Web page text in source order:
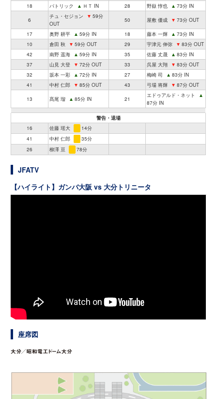
18 パトリック ▲ ＨＴ IN 28 野嶽 惇也 ▲ 73分 IN
6
チュ・セジョン ▼ 59分
OUT
50 屋敷 優成 ▼ 73分 OUT
17 奥野 耕平 ▲ 59分 IN 18 藤本 一輝 ▲ 73分 IN
10
倉田 秋 ▼ 59分 OUT 29 宇津元 伸弥 ▼ 83分 OUT
42
南野 遥海 ▲ 59分 IN 35 佐藤 丈晟 ▲ 83分 IN
37
山見 大登 ▼ 72分 OUT 33 呉屋 大翔 ▼ 83分 OUT
32
坂本 一彩 ▲ 72分 IN 27 梅崎 司 ▲ 83分 IN
41
中村 仁郎 ▼ 85分 OUT 43 弓場 将輝 ▼ 87分 OUT
13 髙尾 瑠 ▲ 85分 IN 21
エドゥアルド・ネット
▲
87分 IN
警告・退場
16
佐藤 瑶大
14分
41
中村 仁郎
35分
26
柳澤 亘 78分
JFATV
【ハイライト】ガンバ大阪 vs 大分トリニータ
座席図